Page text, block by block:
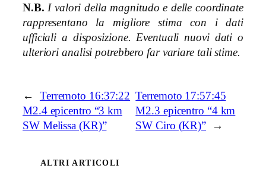
N.B. I valori della magnitudo e delle coordinate
rappresentano la migliore stima con i dati
ufficiali a disposizione. Eventuali nuovi dati o
ulteriori analisi potrebbero far variare tali stime.
←
Terremoto 16:37:22
M2.4 epicentro “3 km
SW Melissa (KR)”
Terremoto 17:57:45
M2.3 epicentro “4 km
SW Ciro (KR)”
→
ALTRI ARTICOLI